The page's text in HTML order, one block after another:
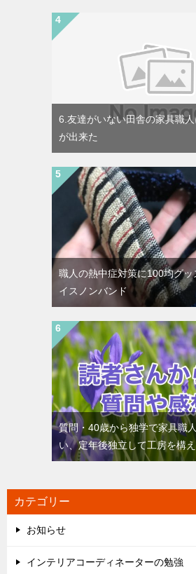
6.友達がいない田舎の家具職
が出来た
職人の熱中症対策に100均グッ
イスノンバンド
質問・40歳から独学で家具職
い、定年後独立して工房を構
カテゴリー
お知らせ
インテリアコーディネーターの勉強